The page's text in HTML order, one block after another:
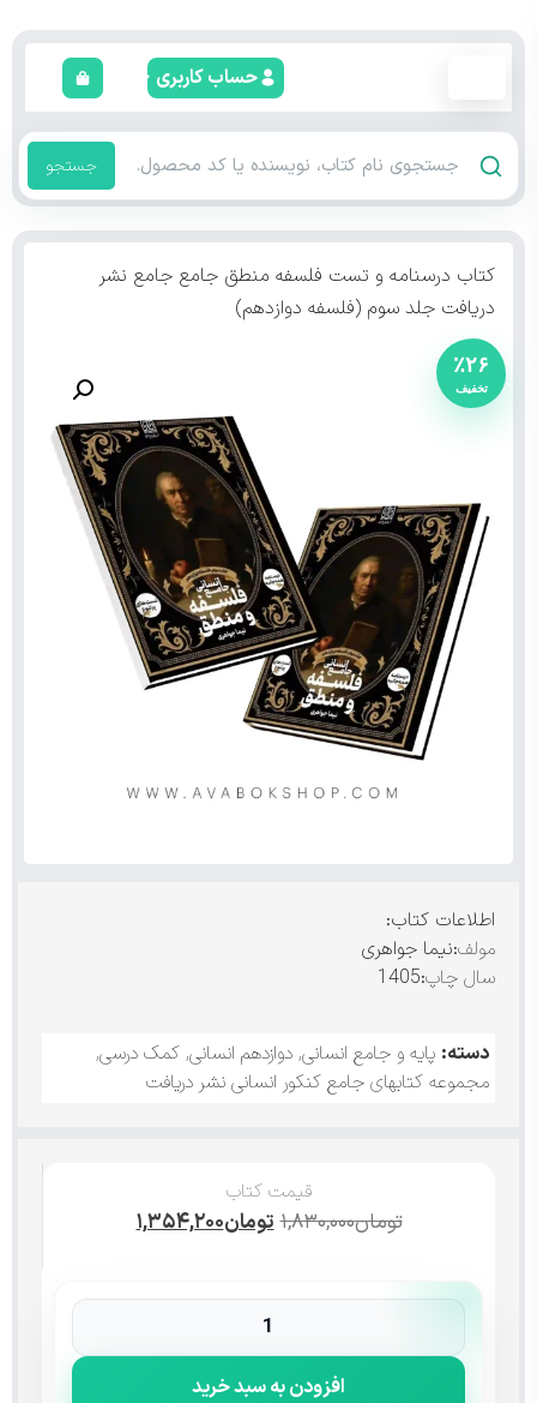
حساب کاربری
جستجو
کتاب درسنامه و تست فلسفه منطق جامع جامع نشر
دریافت جلد سوم (فلسفه دوازدهم)
٪۲۶
اطلاعات کتاب:
مولف:نیما جواهری
سال چاپ:1405
دسته: پایه و جامع انسانی, دوازدهم انسانی, کمک درسی,
مجموعه کتابهای جامع کنکور انسانی نشر دریافت
قیمت کتاب
تومان۱,۸۳۰,۰۰۰تومان۱,۳۵۴,۲۰۰
افزودن به سبد خرید